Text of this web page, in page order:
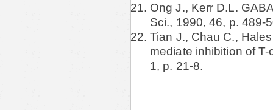
Ong J., Kerr D.L.
Sci., 1990, 46, p. 489-
Tian J., Chau C.,
mediate inhibition of
1, p. 21-8.